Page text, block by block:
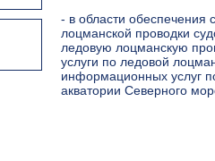
- в области обеспечения
лоцманской проводки
ледовую лоцманскую
услуги по ледовой
информационных услуг
акватории Северного